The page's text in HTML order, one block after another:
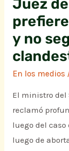
Juez
y no
En los medios
El ministro del
reclamó
luego del
luego de